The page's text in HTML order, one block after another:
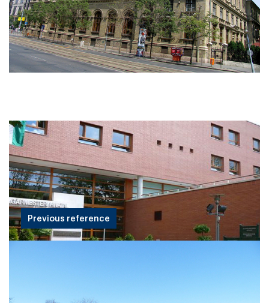
Previous reference